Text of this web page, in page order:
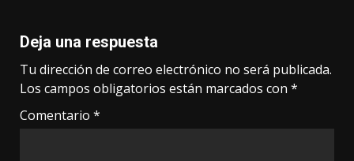
Deja una respuesta
Tu dirección de correo electrónico no será publicada.
Los campos obligatorios están marcados con *
Comentario *